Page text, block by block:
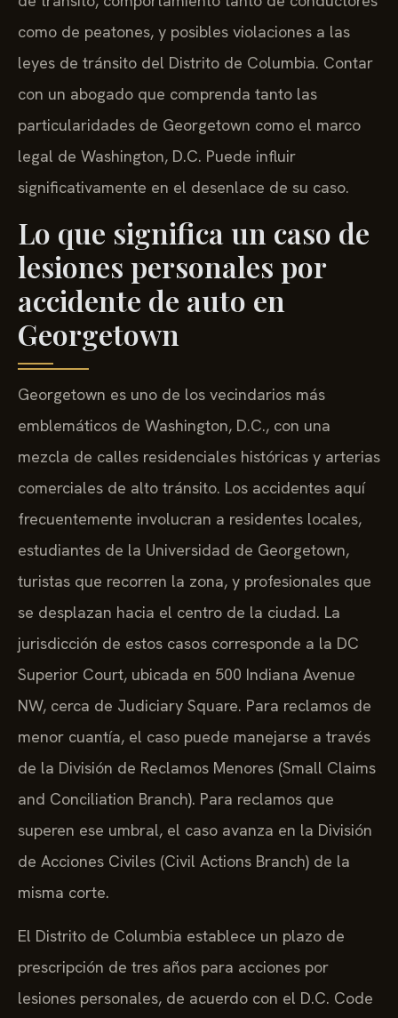
como de peatones, y posibles violaciones a las
leyes de tránsito del Distrito de Columbia. Contar
con un abogado que comprenda tanto las
particularidades de Georgetown como el marco
legal de Washington, D.C. Puede influir
significativamente en el desenlace de su caso.
Lo que significa un caso de
lesiones personales por
accidente de auto en
Georgetown
Georgetown es uno de los vecindarios más
emblemáticos de Washington, D.C., con una
mezcla de calles residenciales históricas y arterias
comerciales de alto tránsito. Los accidentes aquí
frecuentemente involucran a residentes locales,
estudiantes de la Universidad de Georgetown,
turistas que recorren la zona, y profesionales que
se desplazan hacia el centro de la ciudad. La
jurisdicción de estos casos corresponde a la DC
Superior Court, ubicada en 500 Indiana Avenue
NW, cerca de Judiciary Square. Para reclamos de
menor cuantía, el caso puede manejarse a través
de la División de Reclamos Menores (Small Claims
and Conciliation Branch). Para reclamos que
superen ese umbral, el caso avanza en la División
de Acciones Civiles (Civil Actions Branch) de la
misma corte.
El Distrito de Columbia establece un plazo de
prescripción de tres años para acciones por
lesiones personales, de acuerdo con el D.C. Code